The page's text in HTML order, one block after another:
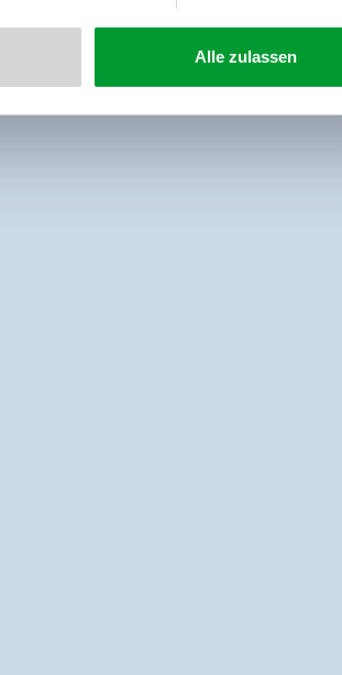
Alle zulassen